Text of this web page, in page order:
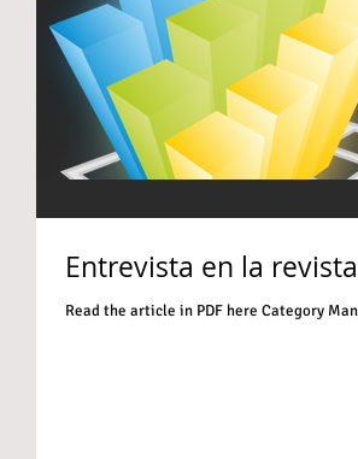
Entrevista en la
Read the article in PDF here Category